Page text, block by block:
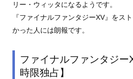
リー・ウィッタになるようです。
『ファイナルファンタジーXV』をス
かった人には朗報です。
ファイナルファンタジー
時限独占】